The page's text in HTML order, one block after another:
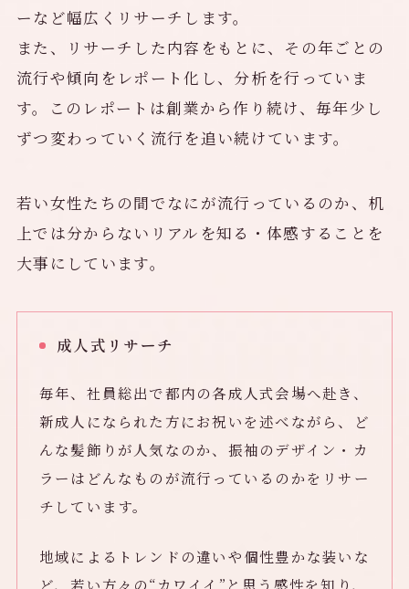
ーなど幅広くリサーチします。
また、リサーチした内容をもとに、その年ごとの
流行や傾向をレポート化し、分析を行っていま
す。このレポートは創業から作り続け、毎年少し
ずつ変わっていく流行を追い続けています。
若い女性たちの間でなにが流行っているのか、机
上では分からないリアルを知る・体感することを
大事にしています。
成人式リサーチ
毎年、社員総出で都内の各成人式会場へ赴き、
新成人になられた方にお祝いを述べながら、ど
んな髪飾りが人気なのか、振袖のデザイン・カ
ラーはどんなものが流行っているのかをリサー
チしています。
地域によるトレンドの違いや個性豊かな装いな
ど、若い方々の“カワイイ”と思う感性を知り、